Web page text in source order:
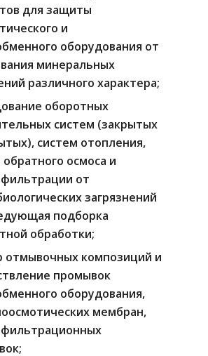
для защиты
и
оборудования от
минеральных
различного характера;
оборотных
систем (закрытых
систем отопления,
обратного осмоса и
от
загрязнений
подборка
обработки;
отмывочных композиций и
промывок
оборудования,
мембран,
+998 78 120-08-03
+998 78 120-08-04
Узбекистан,
Яккасарайский район,
Зарбог, дом 31 – 31а